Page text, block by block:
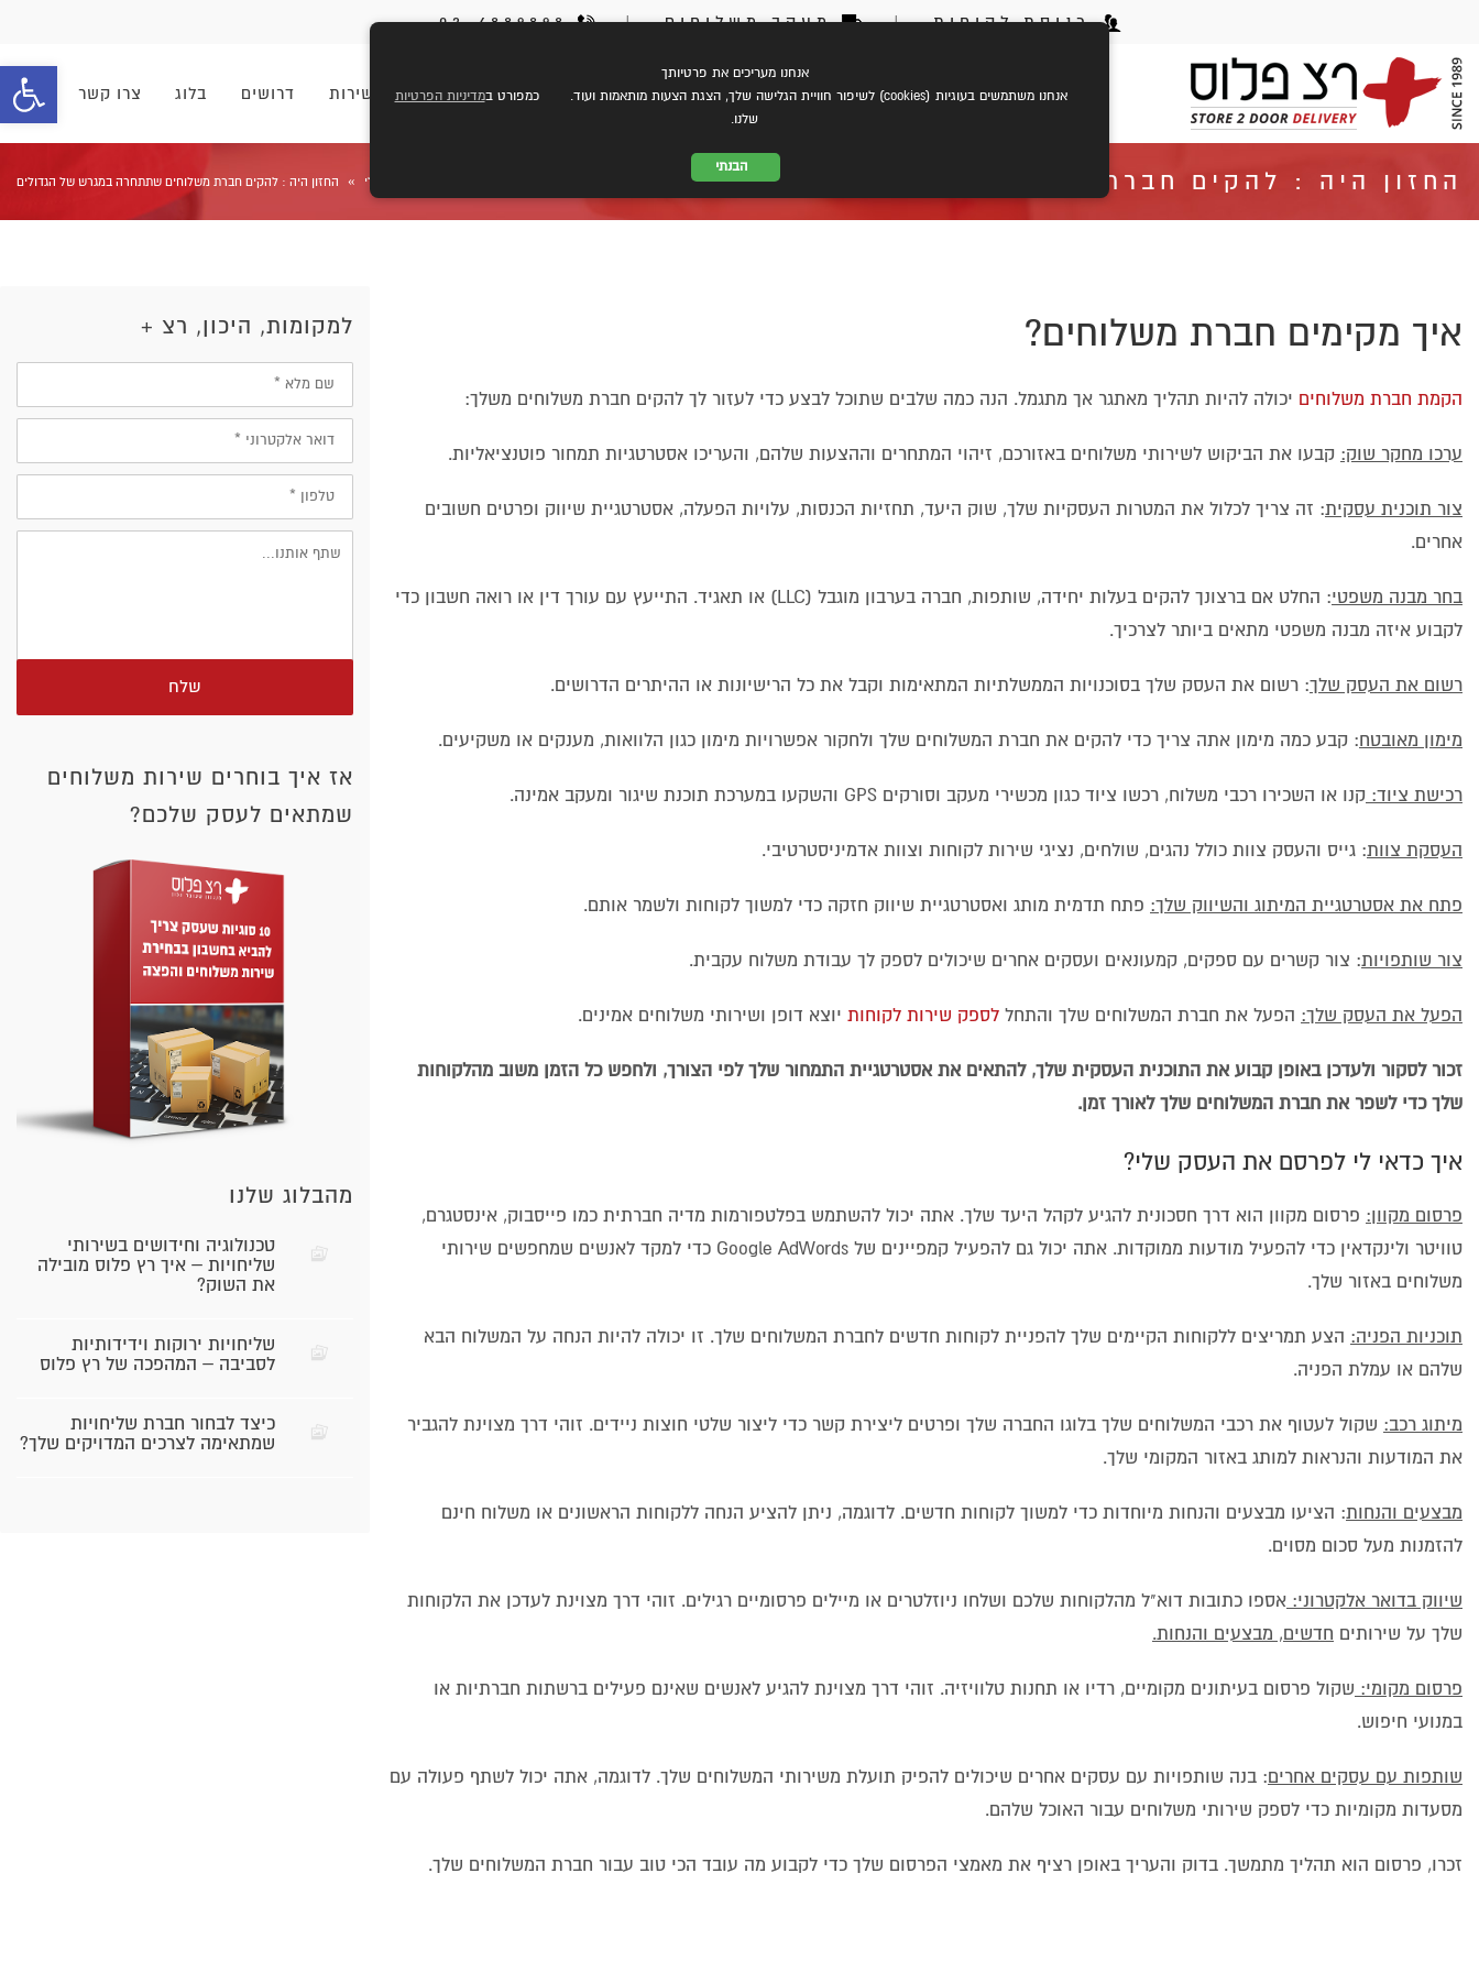
פתח
כניסת לקוחות| מעקב משלוחים|
03-6889898
ראשי קצת עלינו eCommerce שירותי משלוחים התמחות במשלוחים מוקד שירות דרושים בלוג צרו קשר
החזון היה : להקים חברת משלוחים שתתחרה במגרש של הגדולים כללי » החזון היה : להקים חברת משלוחים שתתחרה במגרש של הגדולים
איך מקימים חברת משלוחים?
הקמת חברת משלוחים יכולה להיות תהליך מאתגר אך מתגמל. הנה כמה שלבים שתוכל לבצע כדי לעזור לך להקים חברת משלוחים משלך:
ערכו מחקר שוק: קבעו את הביקוש לשירותי משלוחים באזורכם, זיהוי המתחרים וההצעות שלהם, והעריכו אסטרטגיות תמחור פוטנציאליות.
צור תוכנית עסקית: זה צריך לכלול את המטרות העסקיות שלך, שוק היעד, תחזיות הכנסות, עלויות הפעלה, אסטרטגיית שיווק ופרטים חשובים
אחרים.
בחר מבנה משפטי
: החלט אם ברצונך להקים בעלות יחידה, שותפות, חברה בערבון מוגבל (LLC) או תאגיד. התייעץ עם עורך דין או רואה חשבון כדי
לקבוע איזה מבנה משפטי מתאים ביותר לצרכיך.
רשום את העסק שלך: רשום את העסק שלך בסוכנויות הממשלתיות המתאימות וקבל את כל הרישיונות או ההיתרים הדרושים.
מימון מאובטח: קבע כמה מימון אתה צריך כדי להקים את חברת המשלוחים שלך ולחקור אפשרויות מימון כגון הלוואות, מענקים או משקיעים.
רכישת ציוד: קנו או השכירו רכבי משלוח, רכשו ציוד כגון מכשירי מעקב וסורקים GPS והשקעו במערכת תוכנת שיגור ומעקב אמינה.
העסקת צוות: גייס והעסק צוות כולל נהגים, שולחים, נציגי שירות לקוחות וצוות אדמיניסטרטיבי.
פתח את אסטרטגיית המיתוג והשיווק שלך: פתח תדמית מותג ואסטרטגיית שיווק חזקה כדי למשוך לקוחות ולשמר אותם.
צור שותפויות: צור קשרים עם ספקים, קמעונאים ועסקים אחרים שיכולים לספק לך עבודת משלוח עקבית.
הפעל את העסק שלך: הפעל את חברת המשלוחים שלך והתחל לספק שירות לקוחות יוצא דופן ושירותי משלוחים אמינים.
זכור לסקור ולעדכן באופן קבוע את התוכנית העסקית שלך, להתאים את אסטרטגיית התמחור שלך לפי הצורך, ולחפש כל הזמן משוב מהלקוחות
שלך כדי לשפראת חברת המשלוחים שלך לאורך זמן.
איך כדאי לי לפרסם את העסק שלי?
פרסום מקוון: פרסום מקוון הוא דרך חסכונית להגיע לקהל היעד שלך. אתה יכול להשתמש בפלטפורמות מדיה חברתית כמו פייסבוק, אינסטגרם,
טוויטר ולינקדאין כדי להפעיל מודעות ממוקדות. אתה יכול גם להפעיל קמפיינים של Google AdWords כדי למקד לאנשים שמחפשים שירותי
משלוחים באזור שלך.
תוכניות הפניה: הצע תמריצים ללקוחות הקיימים שלך להפניית לקוחות חדשים לחברת המשלוחים שלך. זו יכולה להיות הנחה על המשלוח הבא
שלהם או עמלת הפניה.
מיתוג רכב: שקול לעטוף את רכבי המשלוחים שלך בלוגו החברה שלך ופרטים ליצירת קשר כדי ליצור שלטי חוצות ניידים. זוהי דרך מצוינת להגביר
את המודעות והנראות למותג באזור המקומי שלך.
מבצעים והנחות: הציעו מבצעים והנחות מיוחדות כדי למשוך לקוחות חדשים. לדוגמה, ניתן להציע הנחה ללקוחות הראשונים או משלוח חינם
להזמנות מעל סכום מסוים.
שיווק בדואר אלקטרוני: אספו כתובות דוא"ל מהלקוחות שלכם ושלחו ניוזלטרים או מיילים פרסומיים רגילים. זוהי דרך מצוינת לעדכן את הלקוחות
שלך על שירותים חדשים, מבצעים והנחות.
פרסום מקומי: שקול פרסום בעיתונים מקומיים, רדיו או תחנות טלוויזיה. זוהי דרך מצוינת להגיע לאנשים שאינם פעילים ברשתות חברתיות או
במנועי חיפוש.
שותפות עם עסקים אחרים: בנה שותפויות עם עסקים אחרים שיכולים להפיק תועלת משירותי המשלוחים שלך. לדוגמה, אתה יכול לשתף פעולה עם
מסעדות מקומיות כדי לספק שירותי משלוחים עבור האוכל שלהם.
זכרו, פרסום הוא תהליך מתמשך. בדוק והעריך באופן רציף את מאמצי הפרסום שלך כדי לקבוע מה עובד הכי טוב עבור חברת המשלוחים שלך.
למקומות, היכון, רצ +
מלא
שלח
אז איך בוחרים שירות משלוחים
שמתאים לעסק שלכם?
מהבלוג שלנו
טכנולוגיה וחידושים בשירותי
שליחויות – איך רץ פלוס מובילה
את השוק?
שליחויות ירוקות וידידותיות
לסביבה – המהפכה של רץ פלוס
כיצד לבחור חברת שליחויות
שמתאימה לצרכים המדויקים שלך?
אנחנו מעריכים את פרטיותך
אנחנו משתמשים בעוגיות (cookies) לשיפור חוויית הגלישה שלך, הצגת הצעות מותאמות ועוד. כמפורט ב
מדיניות הפרטיות
שלנו.
הבנתי